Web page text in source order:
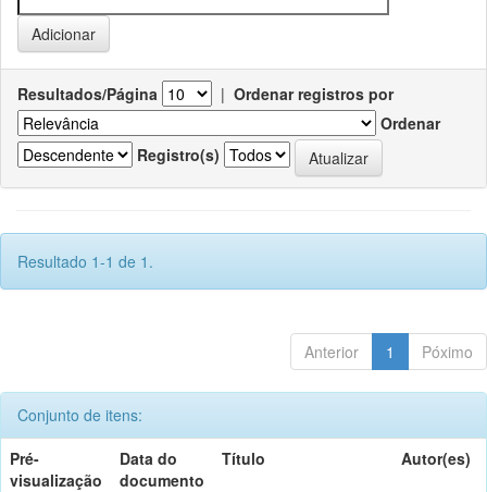
Resultados/Página | Ordenar registros por
Ordenar
Registro(s)
Resultado 1-1 de 1.
Anterior 1 Póximo
Conjunto de itens:
Pré-
visualização
Data do
documento
Título Autor(es)